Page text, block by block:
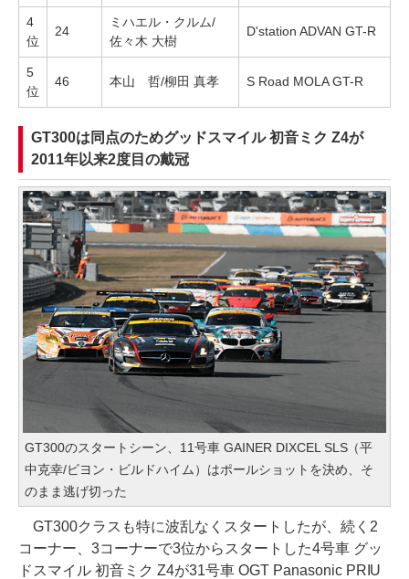
4
位
24
ミハエル・クルム/
佐々木 大樹
D'station ADVAN GT-R
5
位
46 本山 哲/柳田 真孝 S Road MOLA GT-R
GT300は同点のためグッドスマイル 初音ミク Z4が
2011年以来2度目の戴冠
GT300のスタートシーン、11号車 GAINER DIXCEL SLS（平
中克幸/ビヨン・ビルドハイム）はポールショットを決め、そ
のまま逃げ切った
GT300クラスも特に波乱なくスタートしたが、続く2
コーナー、3コーナーで3位からスタートした4号車 グッ
ドスマイル 初音ミク Z4が31号車 OGT Panasonic PRIU